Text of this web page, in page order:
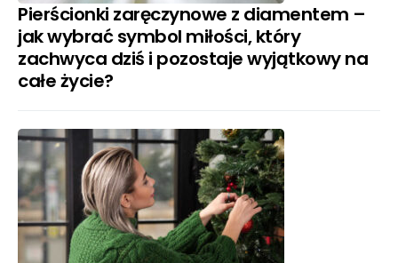
Pierścionki zaręczynowe z diamentem –
jak wybrać symbol miłości, który
zachwyca dziś i pozostaje wyjątkowy na
całe życie?